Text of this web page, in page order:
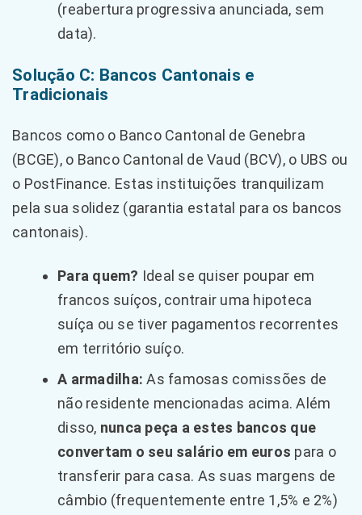
(reabertura progressiva anunciada, sem
data).
Solução C: Bancos Cantonais e
Tradicionais
Bancos como o Banco Cantonal de Genebra
(BCGE), o Banco Cantonal de Vaud (BCV), o UBS ou
o PostFinance. Estas instituições tranquilizam
pela sua solidez (garantia estatal para os bancos
cantonais).
Para quem? Ideal se quiser poupar em
francos suíços, contrair uma hipoteca
suíça ou se tiver pagamentos recorrentes
em território suíço.
A armadilha: As famosas comissões de
não residente mencionadas acima. Além
disso, nunca peça a estes bancos que
convertam o seu salário em euros para o
transferir para casa. As suas margens de
câmbio (frequentemente entre 1,5% e 2%)